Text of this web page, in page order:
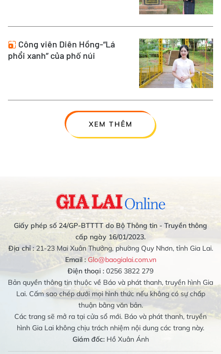
Công viên Diên Hồng-“Lá
phổi xanh” của phố núi
XEM THÊM
Giấy phép số 24/GP-BTTTT do Bộ Thông tin - Truyền thông
cấp ngày 16/01/2023.
Địa chỉ :21-23 Mai Xuân Thưởng, phường Quy Nhơn, tỉnh Gia Lai.
Email : Glo@baogialai.com.vn
Điện thoại : 0256 3822 279
Bản quyền thông tin thuộc về Báo và phát thanh, truyền hình Gia
Lai. Cấm sao chép dưới mọi hình thức nếu không có sự chấp
thuận bằng văn bản.
Các trang sẽ mở ra tại cửa sổ mới. Báo và phát thanh, truyền
hình Gia Lai không chịu trách nhiệm nội dung các trang này.
Giám đốc:Hồ Xuân Ánh